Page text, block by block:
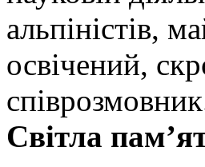
альпіністів,
освічений,
Світла